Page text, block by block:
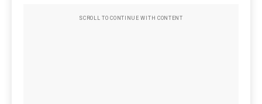
SCROLL TO CONTINUE WITH CONTENT